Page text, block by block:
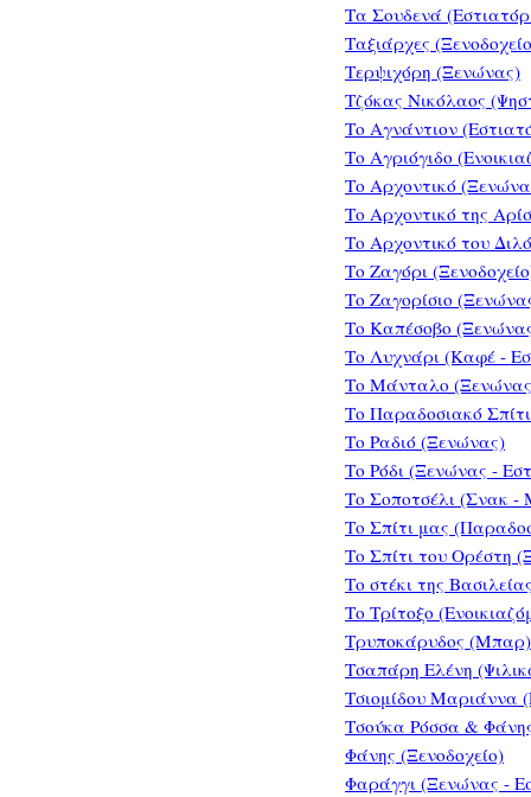
Τα Σουδενά
Ταξιάρχες
Τερψιχόρη (Ξενώνας)
Τζόκας Νικόλαος
Το Αγνάντιον
Το Αγριόγιδο
Το Αρχοντικό
Το Αρχοντικό της
Το Αρχοντικό του
Το Ζαγόρι
Το Ζαγορίσιο
Το Καπέσοβο
Το Λυχνάρι (Καφέ -
Το Μάνταλο
Το Παραδοσιακό
Το Ραδιό (Ξενώνας)
Το Ρόδι (Ξενώνας -
Το Σοποτσέλι (Σνακ
Το Σπίτι μας
Το Σπίτι του Ορέστη
Το στέκι της
Το Τρίτοξο
Τρυποκάρυδος (Μπαρ)
Τσαπάρη Ελένη
Τσιομίδου Μαριάννα
Τσούκα Ρόσσα &
Φάνης (Ξενοδοχείο)
Φαράγγι (Ξενώνας -